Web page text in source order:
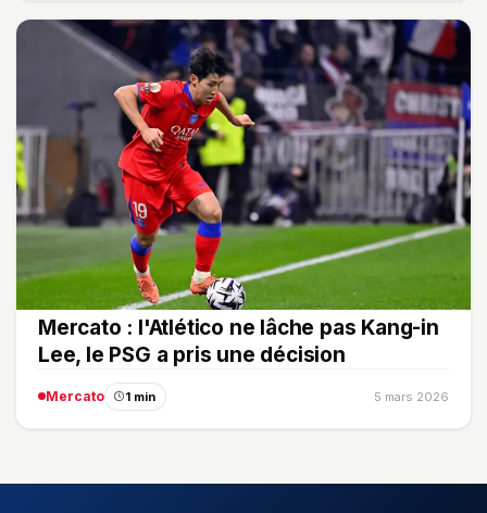
Mercato : l'Atlético ne lâche pas Kang-in
Lee, le PSG a pris une décision
Mercato 1 min 5 mars 2026